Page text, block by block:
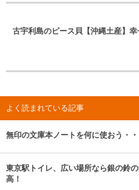
古宇利島のピース貝【沖縄土産】
よく読まれている記事
無印の文庫本ノートを何に使おう・・
東京駅トイレ、広い場所なら銀の鈴
高！